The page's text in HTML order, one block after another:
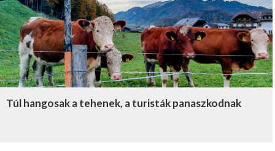
Túl hangosak a tehenek, a turisták panaszkodnak